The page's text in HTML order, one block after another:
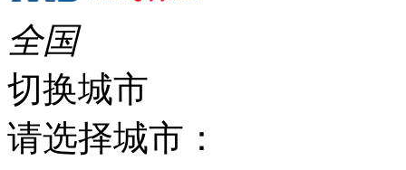
全国
切换城市
请选择城市：